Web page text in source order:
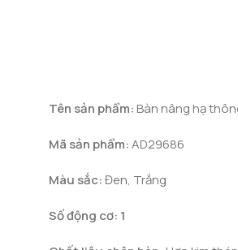
Tên sản phẩm:Bàn nâng hạ
Mã sản phẩm:AD29686
Màu sắc:Đen, Trắng
Số động cơ: 1